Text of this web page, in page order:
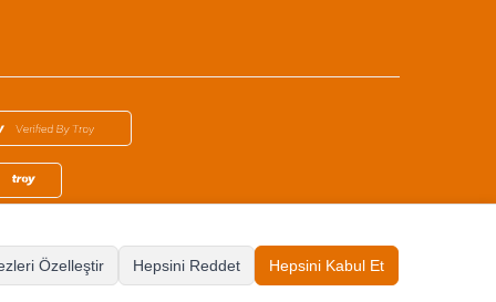
Özelleştir Hepsini Reddet Hepsini Kabul Et